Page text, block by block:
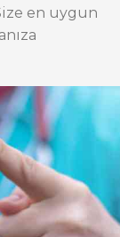
en uygun